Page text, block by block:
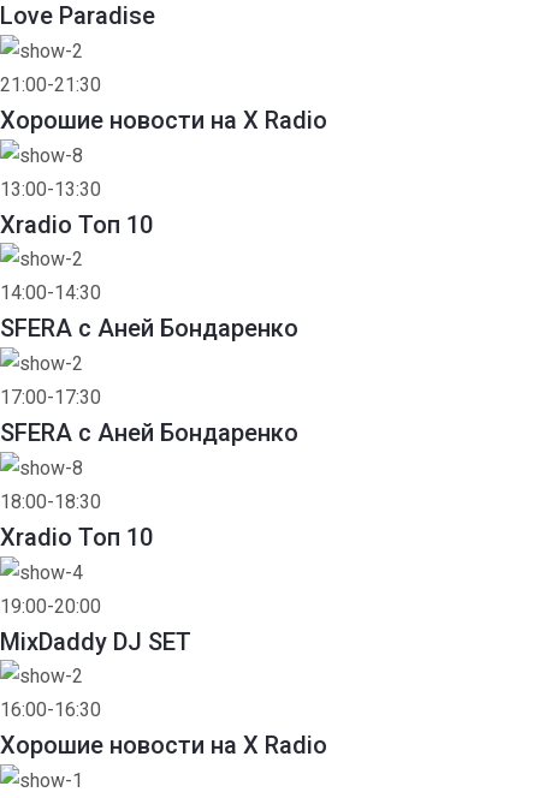
Love Paradise
21:00-21:30
Хорошие новости на X Radio
13:00-13:30
Xradio Топ 10
14:00-14:30
SFERA с Аней Бондаренко
17:00-17:30
SFERA с Аней Бондаренко
18:00-18:30
Xradio Топ 10
19:00-20:00
MixDaddy DJ SET
16:00-16:30
Хорошие новости на X Radio